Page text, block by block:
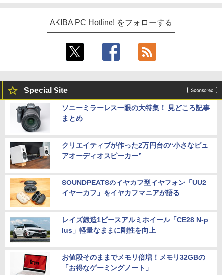
AKIBA PC Hotline! をフォローする
Special Site
ソニーミラーレス一眼の大特集！ 見どころ記事
まとめ
クリエイティブが作った2万円台の“小さなピュ
アオーディオスピーカー”
SOUNDPEATSのイヤカフ型イヤフォン「UU2
イヤーカフ」をイヤカフマニアが語る
レイズ鍛造1ピースアルミホイール「CE28 N-p
lus」軽量なままに剛性を向上
お値段そのままでメモリ倍増！メモリ32GBの
「お得なゲーミングノート」